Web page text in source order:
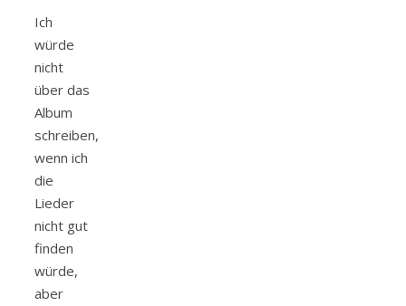
Ich
würde
nicht
über das
Album
schreiben,
wenn ich
die
Lieder
nicht gut
finden
würde,
aber